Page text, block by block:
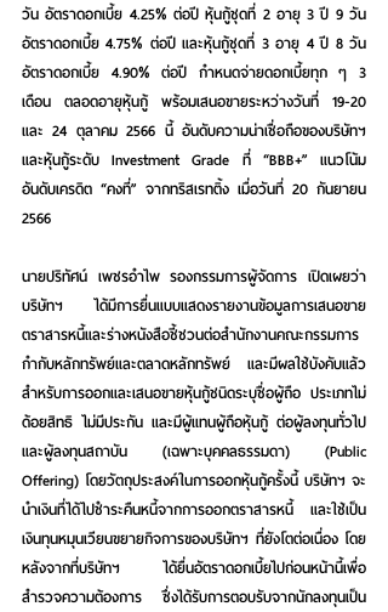
วัน อัตราดอกเบี้ย 4.25% ต่อปี หุ้นกู้ชุดที่ 2 อายุ 3 ปี 9 วัน
อัตราดอกเบี้ย 4.75% ต่อปี และหุ้นกู้ชุดที่ 3 อายุ 4 ปี 8 วัน
อัตราดอกเบี้ย 4.90% ต่อปี กำหนดจ่ายดอกเบี้ยทุก ๆ 3
เดือน ตลอดอายุหุ้นกู้ พร้อมเสนอขายระหว่างวันที่ 19-20
และ 24 ตุลาคม 2566 นี้ อันดับความน่าเชื่อถือของบริษัทฯ
และหุ้นกู้ระดับ Investment Grade ที่ “BBB+” แนวโน้ม
อันดับเครดิต “คงที่” จากทริสเรทติ้ง เมื่อวันที่ 20 กันยายน
2566
นายปริทัศน์ เพชรอำไพ รองกรรมการผู้จัดการ เปิดเผยว่า
บริษัทฯ ได้มีการยื่นแบบแสดงรายงานข้อมูลการเสนอขาย
ตราสารหนี้และร่างหนังสือชี้ชวนต่อสำนักงานคณะกรรมการ
กำกับหลักทรัพย์และตลาดหลักทรัพย์ และมีผลใช้บังคับแล้ว
สำหรับการออกและเสนอขายหุ้นกู้ชนิดระบุชื่อผู้ถือ ประเภทไม่
ด้อยสิทธิ ไม่มีประกัน และมีผู้แทนผู้ถือหุ้นกู้ ต่อผู้ลงทุนทั่วไป
และผู้ลงทุนสถาบัน (เฉพาะบุคคลธรรมดา) (Public
Offering) โดยวัตถุประสงค์ในการออกหุ้นกู้ครั้งนี้ บริษัทฯ จะ
นำเงินที่ได้ไปชำระคืนหนี้จากการออกตราสารหนี้ และใช้เป็น
เงินทุนหมุนเวียนขยายกิจการของบริษัทฯ ที่ยังโตต่อเนื่อง โดย
หลังจากที่บริษัทฯ ได้ยื่นอัตราดอกเบี้ยไปก่อนหน้านี้เพื่อ
สำรวจความต้องการ ซึ่งได้รับการตอบรับจากนักลงทุนเป็น